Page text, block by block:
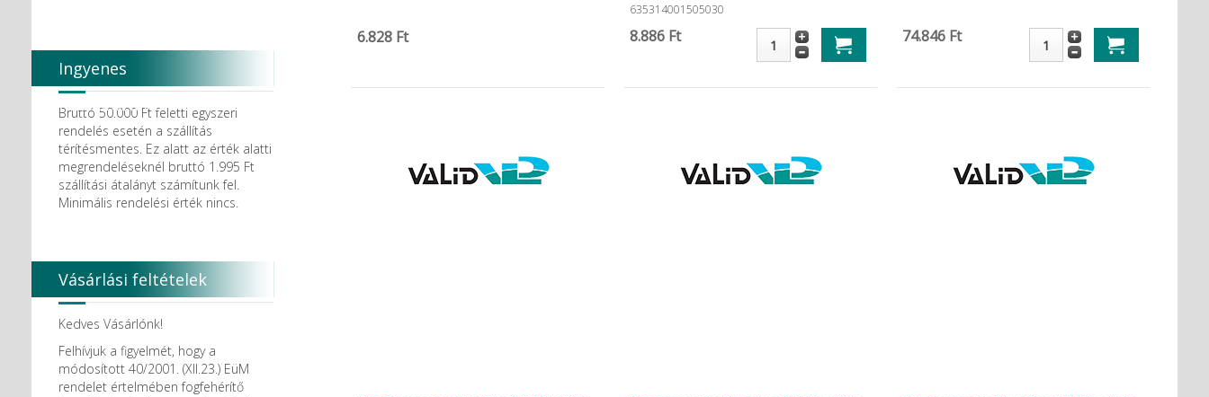
6.828 Ft
635314001505030
8.886 Ft 74.846 Ft
Ingyenes
házhozszállítás
Bruttó 50.000 Ft feletti egyszeri
rendelés esetén a szállítás
térítésmentes. Ez alatt az érték alatti
megrendeléseknél bruttó 1.995 Ft
szállítási átalányt számítunk fel.
Minimális rendelési érték nincs.
Vásárlási feltételek
Kedves Vásárlónk!
Felhívjuk a figyelmét, hogy a
módosított 40/2001. (XII.23.) EüM
rendelet értelmében fogfehérítő